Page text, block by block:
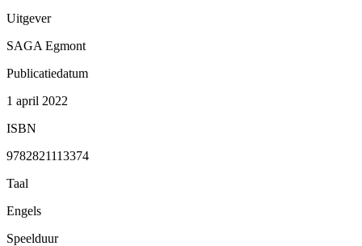
Uitgever
SAGA Egmont
Publicatiedatum
1 april 2022
ISBN
9782821113374
Taal
Engels
Speelduur